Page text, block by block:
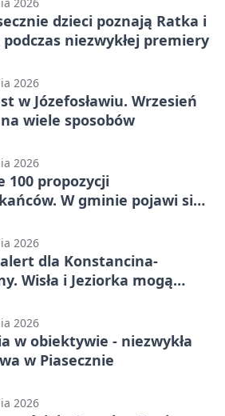
2026
dzieci poznają Ratka i
podczas niezwykłej premiery
2026
w Józefosławiu. Wrzesień
wiele sposobów
2026
100 propozycji
W gminie pojawi się
2026
dla Konstancina-
Wisła i Jeziorka mogą
2026
w obiektywie - niezwykła
w Piasecznie
2026